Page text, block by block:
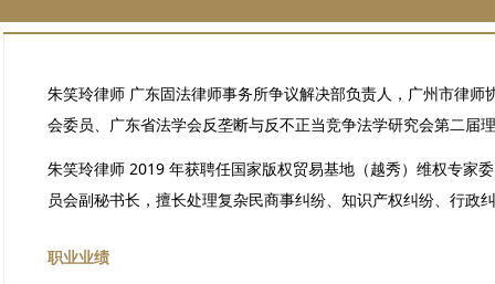
朱笑玲律师 广东固法律师事务所争议解决部负责人，广州市律
会委员、广东省法学会反垄断与反不正当竞争法学研究会第二届
朱笑玲律师 2019 年获聘任国家版权贸易基地（越秀）维权专家
员会副秘书长，擅长处理复杂民商事纠纷、知识产权纠纷、行
职业业绩